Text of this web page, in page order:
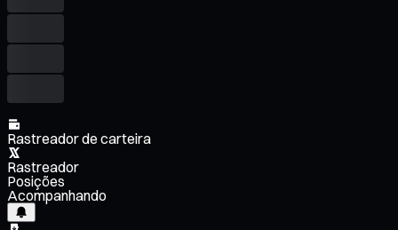
Rastreador de carteira
Rastreador
Posições
Acompanhando